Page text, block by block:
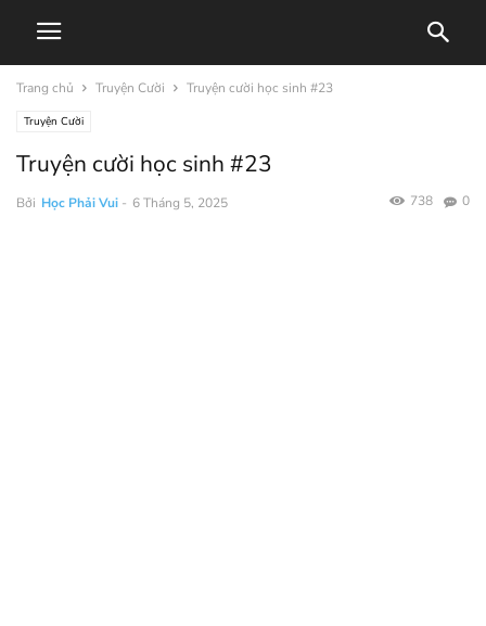
Trang chủ Truyện Cười Truyện cười học sinh #23
Truyện Cười
Truyện cười học sinh #23
Bởi Học Phải Vui - 6 Tháng 5, 2025 0
738